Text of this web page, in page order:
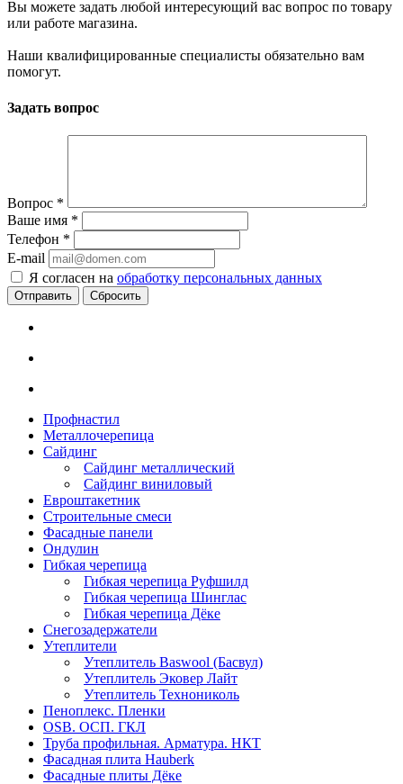
Вы можете задать любой интересующий вас вопрос по товару
или работе магазина.
Наши квалифицированные специалисты обязательно вам
помогут.
Задать вопрос
Вопрос *
Ваше имя *
Телефон *
E-mail
Я согласен на обработку персональных данных
Сбросить
Профнастил
Металлочерепица
Сайдинг
Сайдинг металлический
Сайдинг виниловый
Евроштакетник
Строительные смеси
Фасадные панели
Ондулин
Гибкая черепица
Гибкая черепица Руфшилд
Гибкая черепица Шинглас
Гибкая черепица Дёке
Снегозадержатели
Утеплители
Утеплитель Baswool (Басвул)
Утеплитель Эковер Лайт
Утеплитель Технониколь
Пеноплекс. Пленки
OSB. ОСП. ГКЛ
Труба профильная. Арматура. НКТ
Фасадная плита Hauberk
Фасадные плиты Дёке